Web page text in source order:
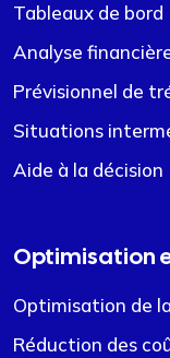
Tableaux de bord
Analyse
Prévisionnel de
Situations
Aide à la décision
Optimisation
Optimisation de
Réduction des